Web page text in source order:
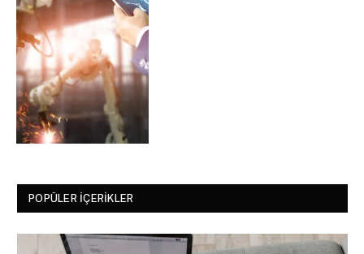
POPÜLER İÇERIKLER